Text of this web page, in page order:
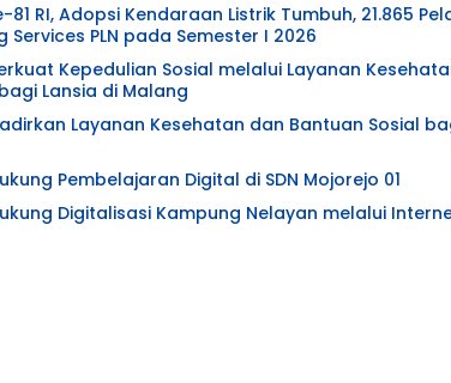
81 RI, Adopsi Kendaraan Listrik Tumbuh, 21.865
Services PLN pada Semester I 2026
Kepedulian Sosial melalui Layanan
Lansia di Malang
Layanan Kesehatan dan Bantuan Sosial
Pembelajaran Digital di SDN Mojorejo 01
Digitalisasi Kampung Nelayan melalui